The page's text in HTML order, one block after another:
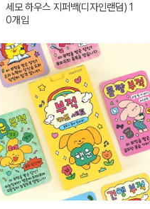
세모 하우스 지퍼백(디자인랜덤) 1
0개입